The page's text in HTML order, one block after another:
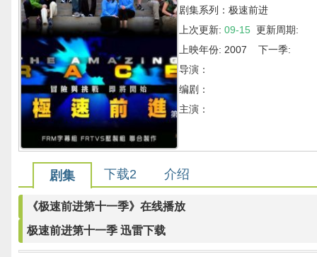
剧集系列：极速前进
上次更新: 09-15 更新周期:
上映年份: 2007 下一季:
导演：
编剧：
主演：
剧集 下载2 介绍
《极速前进第十一季》在线播放
极速前进第十一季 迅雷下载